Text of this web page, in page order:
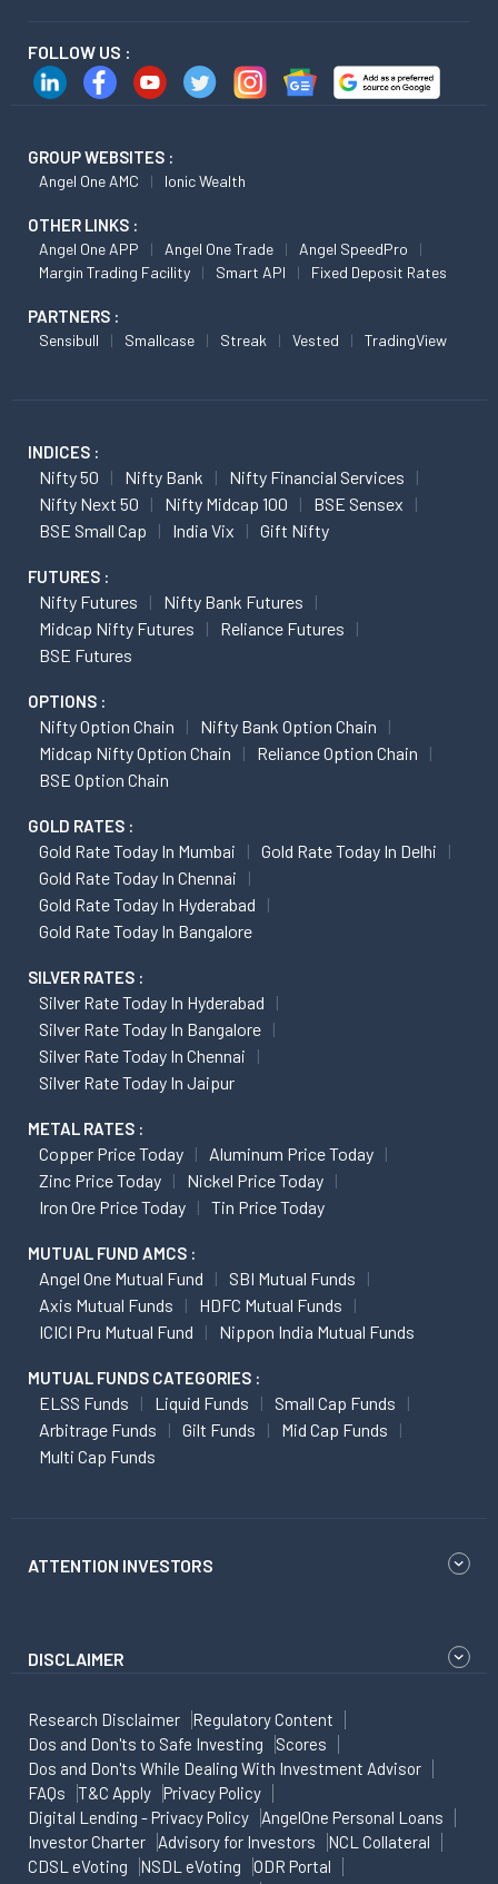
FOLLOW US :
GROUP WEBSITES :
Angel One AMC Ionic Wealth
OTHER LINKS :
Angel One APP Angel One Trade
Angel SpeedPro
Margin Trading Facility
Smart API Fixed Deposit Rates
PARTNERS :
Sensibull Smallcase Streak Vested TradingView
INDICES :
Nifty 50 Nifty Bank
Nifty Financial Services
Nifty Next 50
Nifty Midcap 100
BSE Sensex
BSE Small Cap
India Vix Gift Nifty
FUTURES :
Nifty Futures
Nifty Bank Futures
Midcap Nifty Futures
Reliance Futures
BSE Futures
OPTIONS :
Nifty Option Chain
Nifty Bank Option Chain
Midcap Nifty Option Chain
Reliance Option Chain
BSE Option Chain
GOLD RATES :
Gold Rate Today In Mumbai
Gold Rate Today In Delhi
Gold Rate Today In Chennai
Gold Rate Today In Hyderabad
Gold Rate Today In Bangalore
SILVER RATES :
Silver Rate Today In Hyderabad
Silver Rate Today In Bangalore
Silver Rate Today In Chennai
Silver Rate Today In Jaipur
METAL RATES :
Copper Price Today
Aluminum Price Today
Zinc Price Today
Nickel Price Today
Iron Ore Price Today
Tin Price Today
MUTUAL FUND AMCS :
Angel One Mutual Fund
SBI Mutual Funds
Axis Mutual Funds
HDFC Mutual Funds
ICICI Pru Mutual Fund
Nippon India Mutual Funds
MUTUAL FUNDS CATEGORIES :
ELSS Funds Liquid Funds
Small Cap Funds
Arbitrage Funds
Gilt Funds
Mid Cap Funds
Multi Cap Funds
ATTENTION INVESTORS
DISCLAIMER
Research Disclaimer
Regulatory Content
Dos and Don'ts to Safe Investing
Scores
Dos and Don'ts While Dealing With Investment Advisor
FAQs
T&C Apply
Privacy Policy
Digital Lending - Privacy Policy
AngelOne Personal Loans
Investor Charter
Advisory for Investors
NCL Collateral
CDSL eVoting
NSDL eVoting
ODR Portal